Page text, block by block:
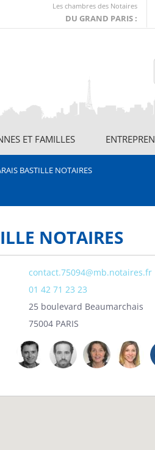
Les chambres des Notaires
DU GRAND PARIS :
ET FAMILLES
BASTILLE NOTAIRES
NOTAIRES
contact.75094@mb.notaires.fr
01 42 71 23 23
25 boulevard Beaumarchais
75004 PARIS